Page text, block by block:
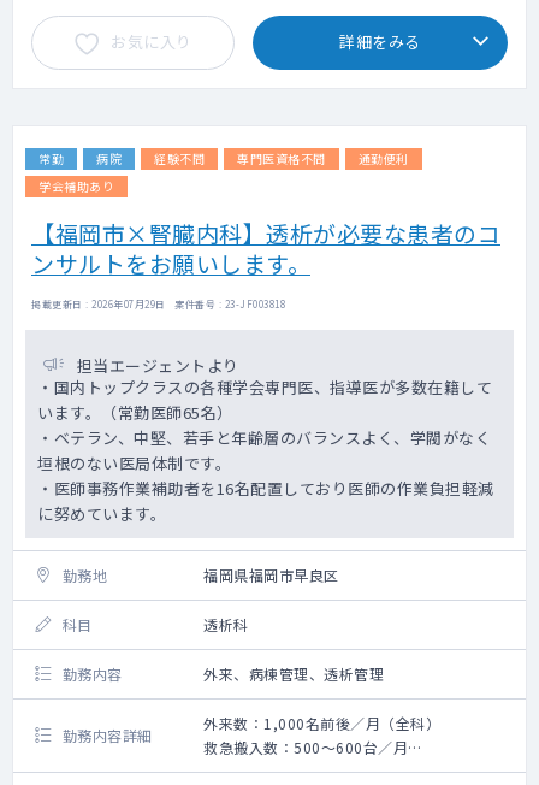
お気に入り 詳細をみる
常勤 病院 経験不問 専門医資格不問
通勤便利
学会補助あり
【福岡市×腎臓内科】透析が必要な患者のコ
ンサルトをお願いします。
掲載更新日 : 2026年07月29日 案件番号 : 23-JF003818
担当エージェントより
・国内トップクラスの各種学会専門医、指導医が多数在籍して
います。（常勤医師65名）
・ベテラン、中堅、若手と年齢層のバランスよく、学閥がなく
垣根のない医局体制です。
・医師事務作業補助者を16名配置しており医師の作業負担軽減
に努めています。
勤務地 福岡県福岡市早良区
科目 透析科
勤務内容 外来、病棟管理、透析管理
勤務内容詳細
外来数：1,000名前後／月（全科）
救急搬入数：500～600台／月
手術数：100～120件／月（外科系全て）